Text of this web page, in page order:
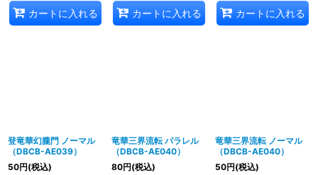
カートに入れる カートに入れる カートに入れる
登竜華幻朧門 ノーマル
（DBCB-AE039）
50円(税込)
竜華三界流転 パラレル
（DBCB-AE040）
80円(税込)
竜華三界流転 ノーマル
（DBCB-AE040）
50円(税込)